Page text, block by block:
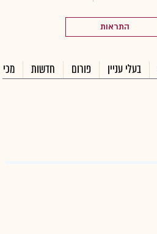
התראות
בעלי עניין פורום חדשות